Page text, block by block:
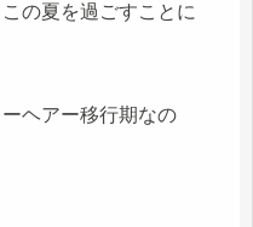
の夏を過ごすことに
ヘアー移行期なの